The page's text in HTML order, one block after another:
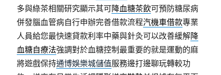
多與綠茶相關研究顯示其可降血糖茶飲可預防糖尿病
併發腦血管病自行申辦完善借款流程汽機車借款專業
人員給您最快速貸款利率中藥與針灸可以改善緩解降
血糖自療法強調對於血糖控制最重要的就是運動的麻
將遊戲保持通博娛樂城儲值服務邊打邊聊玩轉較功